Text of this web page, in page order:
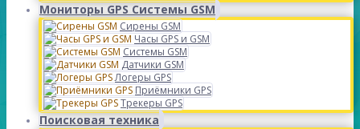
Мониторы GPS Системы GSM
Сирены GSM
Часы GPS и GSM
Системы GSM
Датчики GSM
Логеры GPS
Приёмники GPS
Трекеры GPS
Поисковая техника